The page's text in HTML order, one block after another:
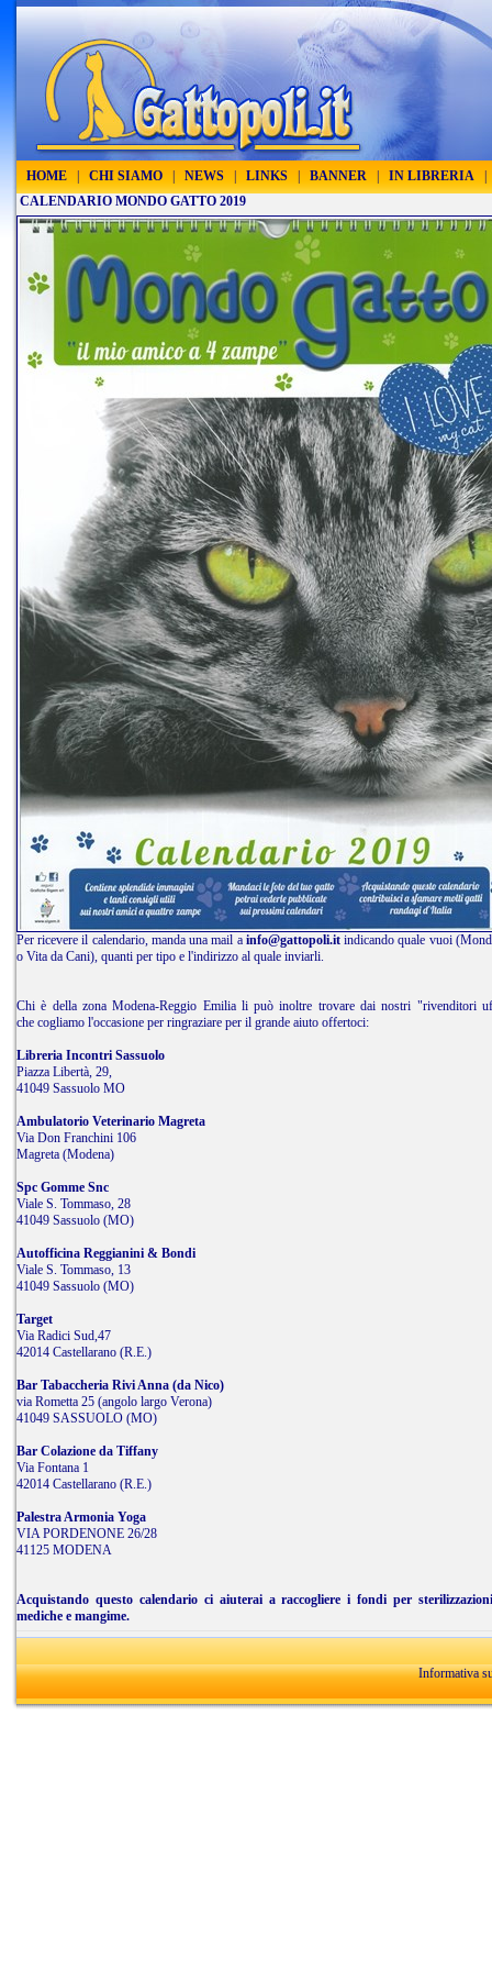
HOME CHI SIAMO NEWS LINKS BANNER IN LIBRERIA
CALENDARIO MONDO GATTO 2019
Per ricevere il calendario, manda una mail a info@gattopoli.it indicando quale vuoi
o Vita da Cani), quanti per tipo e l'indirizzo al quale inviarli.
Chi è della zona Modena-Reggio Emilia li può inoltre trovare dai nostri "rivenditori
che cogliamo l'occasione per ringraziare per il grande aiuto offertoci:
Libreria Incontri Sassuolo
Piazza Libertà, 29,
41049 Sassuolo MO
Ambulatorio Veterinario Magreta
Via Don Franchini 106
Magreta (Modena)
Spc Gomme Snc
Viale S. Tommaso, 28
41049 Sassuolo (MO)
Autofficina Reggianini & Bondi
Viale S. Tommaso, 13
41049 Sassuolo (MO)
Target
Via Radici Sud,47
42014 Castellarano (R.E.)
Bar Tabaccheria Rivi Anna (da Nico)
via Rometta 25 (angolo largo Verona)
41049 SASSUOLO (MO)
Bar Colazione da Tiffany
Via Fontana 1
42014 Castellarano (R.E.)
Palestra Armonia Yoga
VIA PORDENONE 26/28
41125 MODENA
Acquistando questo calendario ci aiuterai a raccogliere i fondi per
mediche e mangime.
Informativa